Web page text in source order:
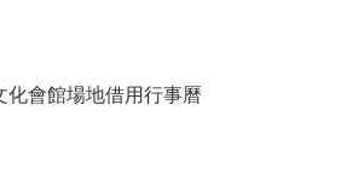
化會館場地借用行事曆